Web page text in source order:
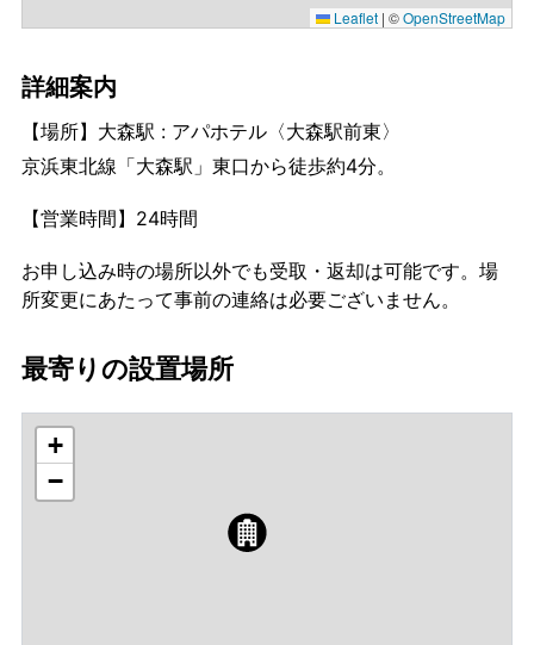
Leaflet | ©OpenStreetMap
詳細案内
【場所】大森駅 : アパホテル〈大森駅前東〉
京浜東北線「大森駅」東口から徒歩約4分。
【営業時間】24時間
お申し込み時の場所以外でも受取・返却は可能です。場
所変更にあたって事前の連絡は必要ございません。
最寄りの設置場所
+
−